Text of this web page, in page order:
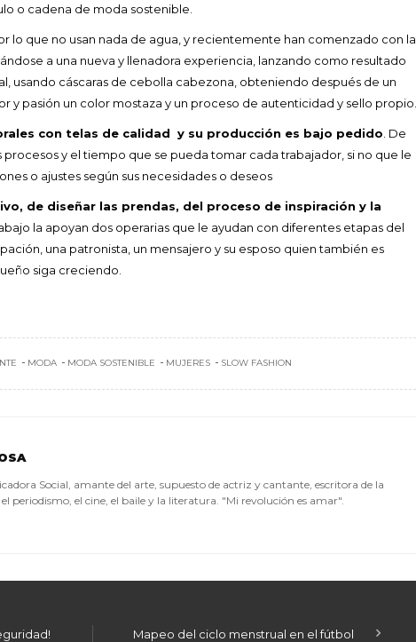
o cadena de moda sostenible.
lo que no usan nada de agua, y recientemente han comenzado con la
a una nueva y llenadora experiencia, lanzando como resultado
usando cáscaras de cebolla cabezona, obteniendo después de un
y pasión un color mostaza y un proceso de autenticidad y sello propio.
con telas de calidad y su producción es bajo pedido . De
y el tiempo que se pueda tomar cada trabajador, si no que le
o ajustes según sus necesidades o deseos
de diseñar las prendas, del proceso de inspiración y la
la apoyan dos operarias que le ayudan con diferentes etapas del
una patronista, un mensajero y su esposo quien también es
siga creciendo.
MODA MODA SOSTENIBLE MUJERES SLOW FASHION
Social, amante del arte, supuesto de actriz y cantante, escritora de la
periodismo, el cine, el baile y la literatura. "Mi revolución es amar".
Mapeo del ciclo menstrual en el fútbol